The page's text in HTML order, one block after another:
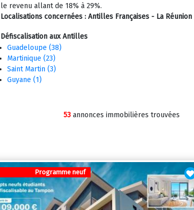
le revenu allant de 18% à 29%.
Localisations concernées : Antilles Françaises - La Réunion
Défiscalisation aux Antilles
Guadeloupe (38)
Martinique (23)
Saint Martin (3)
Guyane (1)
53 annonces immobilières trouvées
Programme neuf